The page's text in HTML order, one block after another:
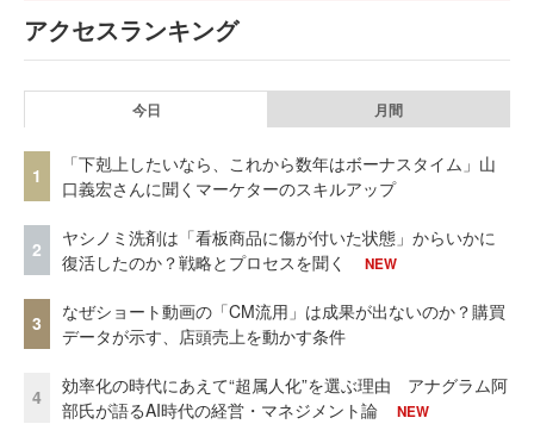
アクセスランキング
今日 月間
1
「下剋上したいなら、これから数年はボーナスタイム」山
口義宏さんに聞くマーケターのスキルアップ
2
ヤシノミ洗剤は「看板商品に傷が付いた状態」からいかに
復活したのか？戦略とプロセスを聞く
NEW
3
なぜショート動画の「CM流用」は成果が出ないのか？購買
データが示す、店頭売上を動かす条件
4
効率化の時代にあえて“超属人化”を選ぶ理由 アナグラム阿
部氏が語るAI時代の経営・マネジメント論
NEW